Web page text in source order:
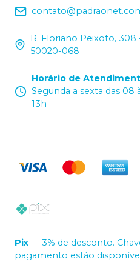
R. Floriano Peixoto, 308
50020-068
Horário de
Segunda a sexta das 08
13h
Pix - 3% de desconto.
pagamento estão